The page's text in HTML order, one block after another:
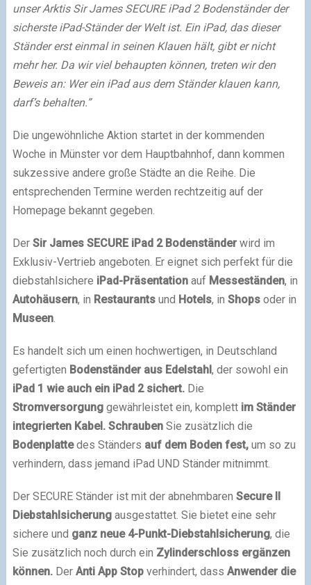
unser Arktis Sir James SECURE iPad 2 Bodenständer der
sicherste iPad-Ständer der Welt ist. Ein iPad, das dieser
Ständer erst einmal in seinen Klauen hält, gibt er nicht
mehr her. Da wir viel behaupten können, treten wir den
Beweis an: Wer ein iPad aus dem Ständer klauen kann,
darf’s behalten.”
Die ungewöhnliche Aktion startet in der kommenden
Woche in Münster vor dem Hauptbahnhof, dann kommen
sukzessive andere große Städte an die Reihe. Die
entsprechenden Termine werden rechtzeitig auf der
Homepage bekannt gegeben.
DerSir James SECURE iPad 2 Bodenständerwird im
Exklusiv-Vertrieb angeboten. Er eignet sich perfekt für die
diebstahlsichere iPad-Präsentationauf Messeständen, in
Autohäusern, in Restaurantsund Hotels, in Shopsoder in
Museen.
Es handelt sich um einen hochwertigen, in Deutschland
gefertigten Bodenständer aus Edelstahl, der sowohl ein
iPad 1 wie auch ein iPad 2 sichert. Die
Stromversorgunggewährleistet ein, komplettim Ständer
integrierten Kabel. SchraubenSie zusätzlich die
Bodenplattedes Ständers auf dem Boden fest, um so zu
verhindern, dass jemand iPad UND Ständer mitnimmt.
Der SECURE Ständer ist mit der abnehmbaren Secure II
Diebstahlsicherungausgestattet. Sie bietet eine sehr
sichere und ganz neue 4-Punkt-Diebstahlsicherung, die
Sie zusätzlich noch durch ein Zylinderschloss ergänzen
können. Der Anti App Stopverhindert, dass Anwender die